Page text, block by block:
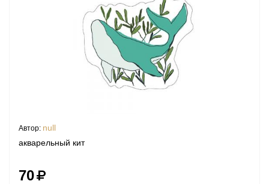
Автор: null
акварельный кит
70